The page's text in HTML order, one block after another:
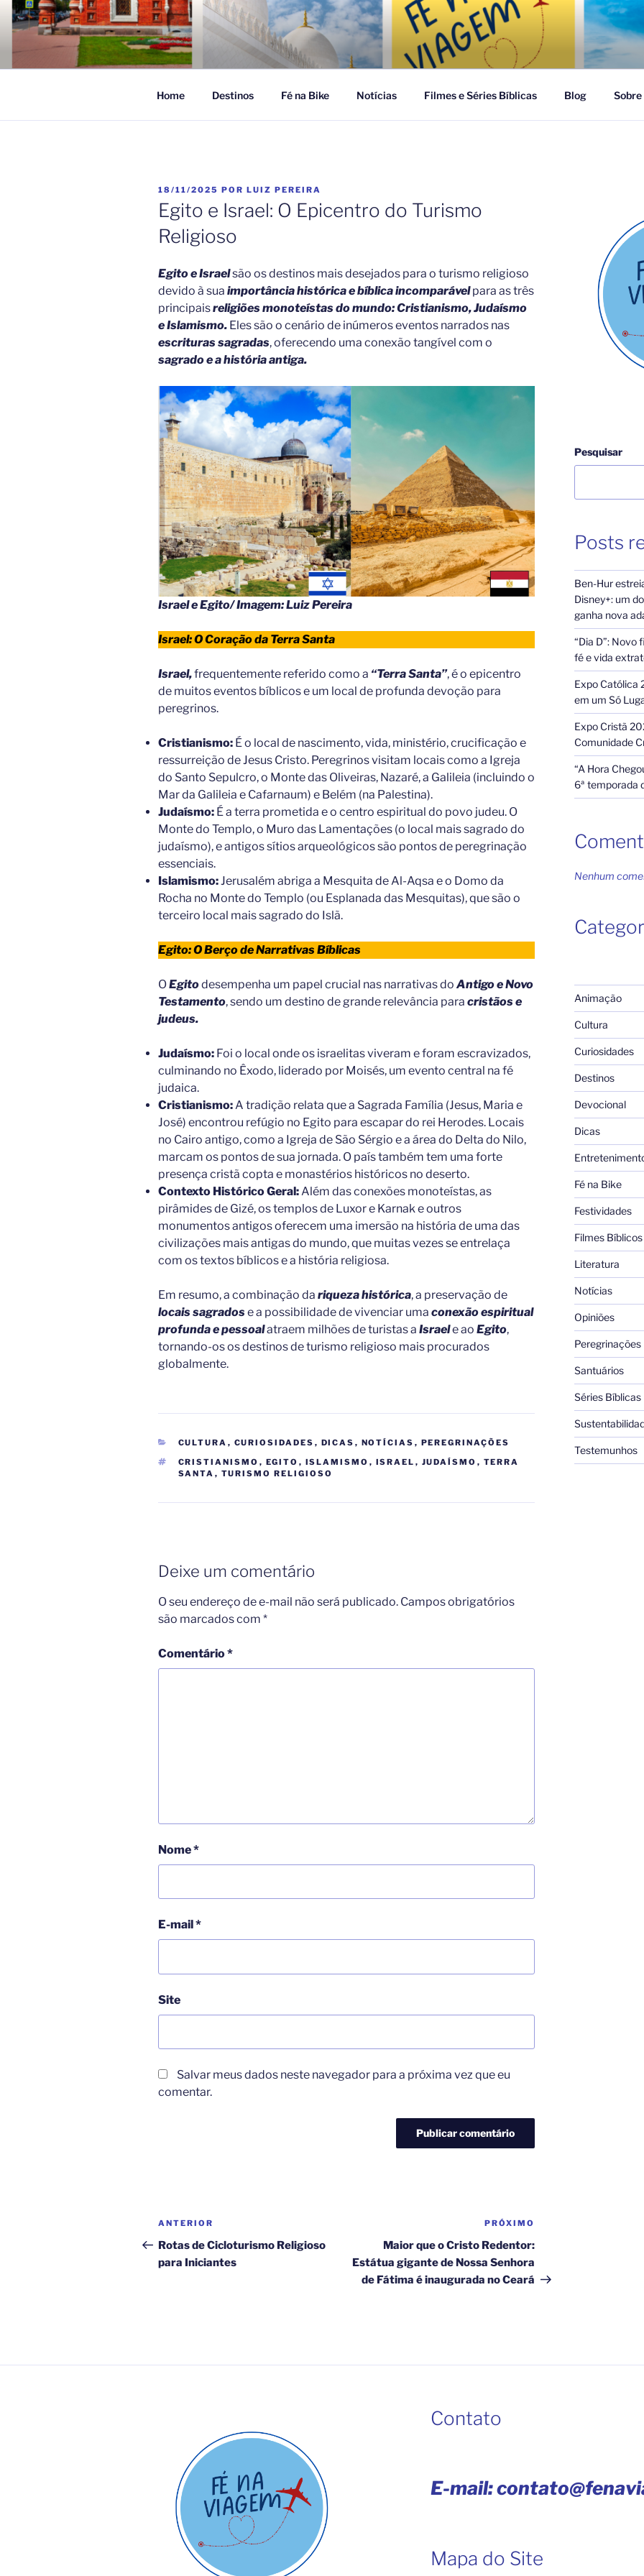
Pular
para
FÉ NA VIAGEM
Turismo Religioso
Home Destinos Fé na Bike Notícias Filmes e Séries Bíblicas Blog Sobre
PUBLICADO
EM
18/11/2025 POR LUIZ PEREIRA
Egito e Israel: O Epicentro do Turismo
Religioso
Egito e Israelsão os destinos mais desejados para o turismo religioso
devido à sua importância histórica e bíblica incomparávelpara as três
principaisreligiões monoteístas do mundo: Cristianismo, Judaísmo
e Islamismo. Eles são o cenário de inúmeros eventos narrados nas
escrituras sagradas, oferecendo uma conexão tangível com o
sagrado e a história antiga.
Israel e Egito/ Imagem: Luiz Pereira
Israel: O Coração da Terra Santa
Israel,frequentemente referido como a “Terra Santa”, é o epicentro
de muitos eventos bíblicos e um local de profunda devoção para
peregrinos.
Cristianismo: É o local de nascimento, vida, ministério, crucificação e
ressurreição de Jesus Cristo. Peregrinos visitam locais como a Igreja
do Santo Sepulcro, o Monte das Oliveiras, Nazaré, a Galileia (incluindo o
Mar da Galileia e Cafarnaum) e Belém (na Palestina).
Judaísmo: É a terra prometida e o centro espiritual do povo judeu. O
Monte do Templo, o Muro das Lamentações (o local mais sagrado do
judaísmo), e antigos sítios arqueológicos são pontos de peregrinação
essenciais.
Islamismo:Jerusalém abriga a Mesquita de Al-Aqsa e o Domo da
Rocha no Monte do Templo (ou Esplanada das Mesquitas), que são o
terceiro local mais sagrado do Islã.
Egito: O Berço de Narrativas Bíblicas
OEgitodesempenha um papel crucial nas narrativas do Antigo e Novo
Testamento, sendo um destino de grande relevância para cristãos e
judeus.
Judaísmo: Foi o local onde os israelitas viveram e foram escravizados,
culminando no Êxodo, liderado por Moisés, um evento central na fé
judaica.
Cristianismo:A tradição relata que a Sagrada Família (Jesus, Maria e
José) encontrou refúgio no Egito para escapar do rei Herodes. Locais
no Cairo antigo, como a Igreja de São Sérgio e a área do Delta do Nilo,
marcam os pontos de sua jornada. O país também tem uma forte
presença cristã copta e monastérios históricos no deserto.
Contexto Histórico Geral:Além das conexões monoteístas, as
pirâmides de Gizé, os templos de Luxor e Karnak e outros
monumentos antigos oferecem uma imersão na história de uma das
civilizações mais antigas do mundo, que muitas vezes se entrelaça
com os textos bíblicos e a história religiosa.
Em resumo, a combinação da riqueza histórica, a preservação de
locais sagrados e a possibilidade de vivenciar uma conexão espiritual
profunda e pessoalatraem milhões de turistas a Israele ao Egito,
tornando-os os destinos de turismo religioso mais procurados
globalmente.
CATEGORIAS
CULTURA , CURIOSIDADES , DICAS , NOTÍCIAS , PEREGRINAÇÕES
TAGS
CRISTIANISMO , EGITO , ISLAMISMO , ISRAEL , JUDAÍSMO , TERRA
SANTA , TURISMO RELIGIOSO
Deixe um comentário
O seu endereço de e-mail não será publicado. Campos obrigatórios
são marcados com *
Comentário*
Nome*
E-mail *
Site
Salvar meus dados neste navegador para a próxima vez que eu
comentar.
Navegação
de
Post
Post
anterior
ANTERIOR
Rotas de Cicloturismo Religioso
para Iniciantes
post
PRÓXIMO
Maior que o Cristo Redentor:
Estátua gigante de Nossa Senhora
de Fátima é inaugurada no Ceará
Pesquisar
Posts
Ben-Hur
Disney+: um
ganha nova
“Dia D”: Novo
fé e vida
Expo Católica
em um Só
Expo Cristã
Comunidade
“A Hora
6ª temporada
Nenhum
Animação
Cultura
Curiosidades
Destinos
Devocional
Dicas
Fé na Bike
Festividades
Filmes Bíblicos
Literatura
Notícias
Opiniões
Peregrinações
Santuários
Séries Bíblicas
Testemunhos
Contato
E-mail:
Mapa do Site